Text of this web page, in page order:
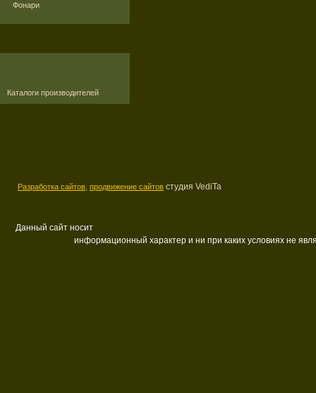
Фонари
Каталоги производителей
Разработка сайтов, продвижение сайтов студия VediTa
Данный сайт носит
информационный характер и ни при каких условиях не